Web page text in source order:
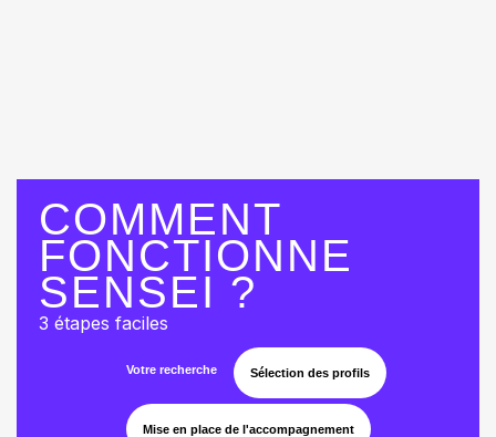
COMMENT
FONCTIONNE
SENSEI ?
3 étapes faciles
Votre recherche Sélection des profils
Mise en place de l'accompagnement